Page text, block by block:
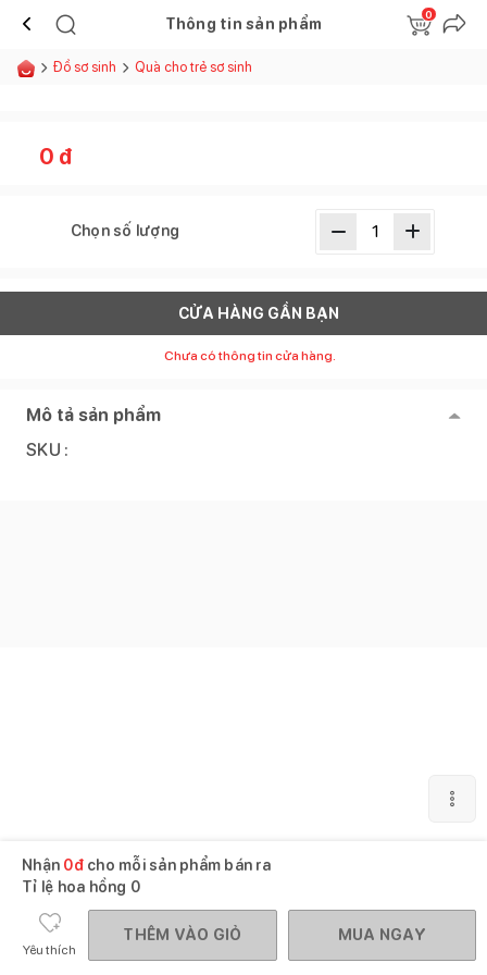
Thông tin sản phẩm
0
Đồ sơ sinh Quà cho trẻ sơ sinh
0 đ
Chọn số lượng
CỬA HÀNG GẦN BẠN
Chưa có thông tin cửa hàng.
Mô tả sản phẩm
SKU :
Nhận 0đcho mỗi sản phẩm bán ra
Tỉ lệ hoa hồng 0
Yêu thích
THÊM VÀO GIỎ MUA NGAY